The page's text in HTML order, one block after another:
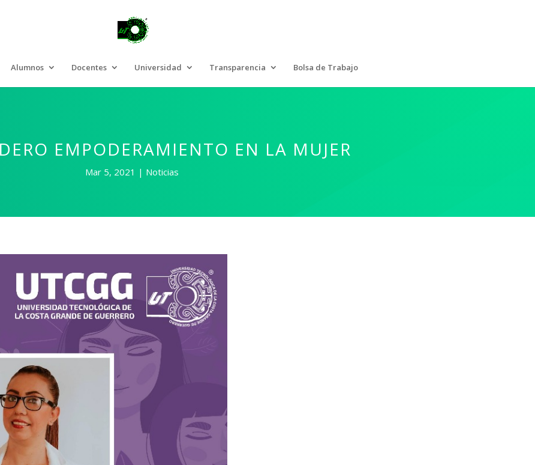
Alumnos Docentes Universidad Transparencia Bolsa de Trabajo
EMPODERAMIENTO EN LA MUJER
Mar 5, 2021 Noticias